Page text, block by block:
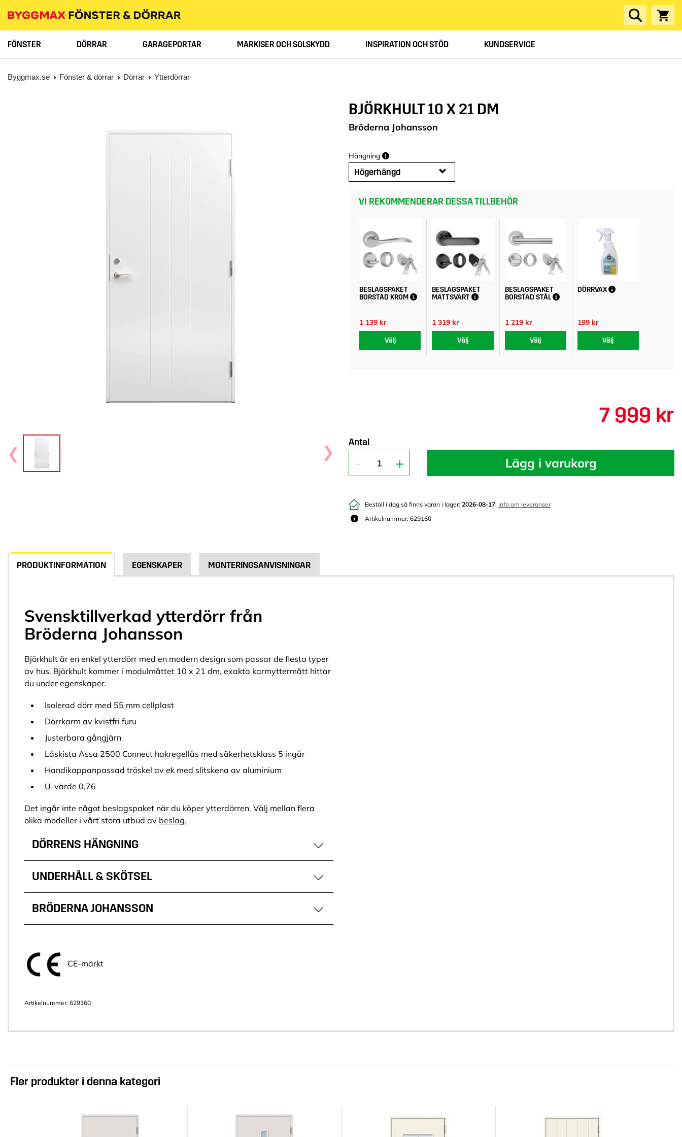
FÖNSTER DÖRRAR GARAGEPORTAR MARKISER OCH SOLSKYDD INSPIRATION OCH STÖD KUNDSERVICE
Byggmax.se Fönster & dörrar Dörrar Ytterdörrar
BJÖRKHULT 10 X 21 DM
Bröderna Johansson
Hängning
Högerhängd
VI REKOMMENDERAR DESSA TILLBEHÖR
BESLAGSPAKET
BORSTAD KROM
1 139 kr
Välj
BESLAGSPAKET
MATTSVART
1 319 kr
Välj
BESLAGSPAKET
BORSTAD STÅL
1 219 kr
Välj
DÖRRVAX
199 kr
Välj
7 999 kr
Antal
Lägg i varukorg
Beställ i dag så finns varan i lager: 2026-08-17. Info om leveranser
Artikelnummer: 629160
PRODUKTINFORMATION EGENSKAPER MONTERINGSANVISNINGAR
Svensktillverkad ytterdörr från
Bröderna Johansson
Björkhult är en enkel ytterdörr med en modern design som passar de flesta typer
av hus. Björkhult kommer i modulmåttet 10 x 21 dm, exakta karmyttermått hittar
du under egenskaper.
Isolerad dörr med 55 mm cellplast
Dörrkarm av kvistfri furu
Justerbara gångjärn
Låskista Assa 2500 Connect hakregellås med säkerhetsklass 5 ingår
Handikappanpassad tröskel av ek med slitskena av aluminium
U-värde 0,76
Det ingår inte något beslagspaket när du köper ytterdörren. Välj mellan flera
olika modeller i vårt stora utbud av beslag.
DÖRRENS HÄNGNING
UNDERHÅLL & SKÖTSEL
BRÖDERNA JOHANSSON
CE-märkt
Artikelnummer: 629160
Fler produkter i denna kategori